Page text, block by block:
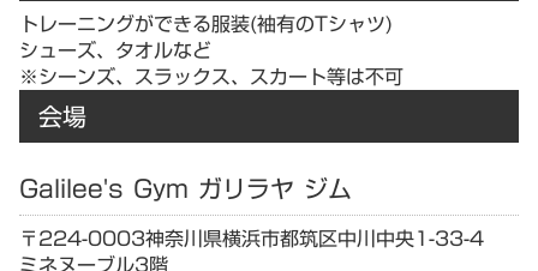
トレーニングができる服装(袖有のTシャツ)
シューズ、タオルなど
※シーンズ、スラックス、スカート等は不可
会場
Galilee's Gym ガリラヤ ジム
〒224-0003神奈川県横浜市都筑区中川中央1-33-4